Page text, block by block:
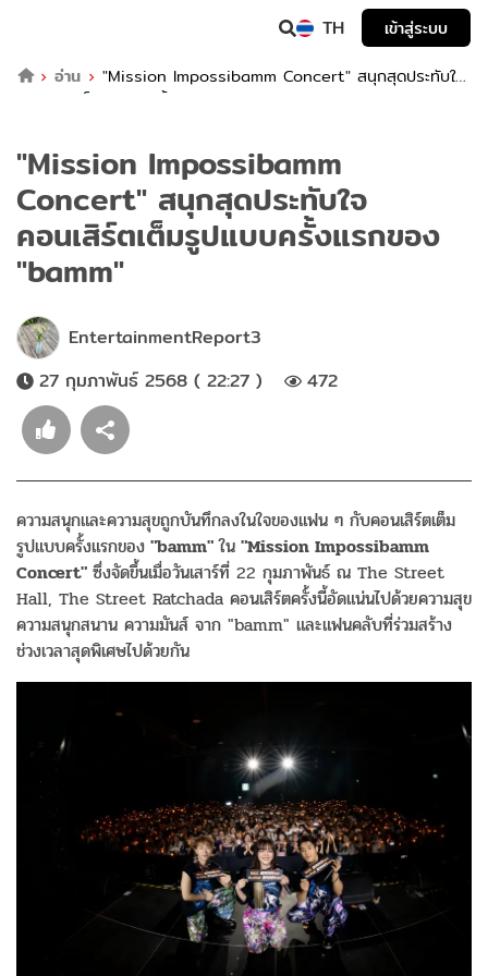
TH
เข้าสู่ระบบ
อ่าน
"Mission Impossibamm Concert" สนุกสุดประทับใจ
คอนเสิร์ตเต็มรูปแบบครั้งแรกของ "bamm"
"Mission Impossibamm
Concert" สนุกสุดประทับใจ
คอนเสิร์ตเต็มรูปแบบครั้งแรกของ
"bamm"
EntertainmentReport3
27 กุมภาพันธ์ 2568 ( 22:27 )
472
ความสนุกและความสุขถูกบันทึกลงในใจของแฟน ๆ กับคอนเสิร์ตเต็ม
รูปแบบครั้งแรกของ "bamm"ใน "Mission Impossibamm
Concert" ซึ่งจัดขึ้นเมื่อวันเสาร์ที่ 22 กุมภาพันธ์ ณ The Street
Hall, The Street Ratchada คอนเสิร์ตครั้งนี้อัดแน่นไปด้วยความสุข
ความสนุกสนาน ความมันส์ จาก "bamm" และแฟนคลับที่ร่วมสร้าง
ช่วงเวลาสุดพิเศษไปด้วยกัน